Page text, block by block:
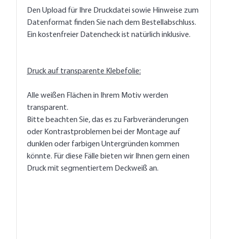
Den Upload für Ihre Druckdatei sowie Hinweise zum
Datenformat finden Sie nach dem Bestellabschluss.
Ein kostenfreier Datencheck ist natürlich inklusive.
Druck auf transparente Klebefolie:
Alle weißen Flächen in Ihrem Motiv werden
transparent.
Bitte beachten Sie, das es zu Farbveränderungen
oder Kontrastproblemen bei der Montage auf
dunklen oder farbigen Untergründen kommen
könnte. Für diese Fälle bieten wir Ihnen gern einen
Druck mit segmentiertem Deckweiß an.